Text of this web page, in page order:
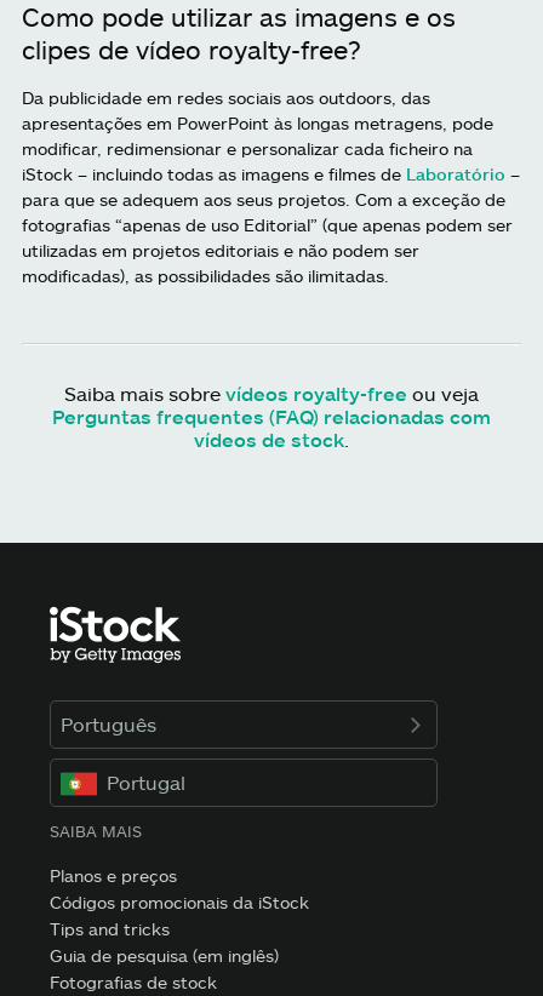
Como pode utilizar as imagens e os
clipes de vídeo royalty-free?
Da publicidade em redes sociais aos outdoors, das
apresentações em PowerPoint às longas metragens, pode
modificar, redimensionar e personalizar cada ficheiro na
iStock – incluindo todas as imagens e filmes de Laboratório –
para que se adequem aos seus projetos. Com a exceção de
fotografias “apenas de uso Editorial” (que apenas podem ser
utilizadas em projetos editoriais e não podem ser
modificadas), as possibilidades são ilimitadas.
Saiba mais sobre vídeos royalty-free ou veja
Perguntas frequentes (FAQ) relacionadas com
vídeos de stock
Português
Portugal
SAIBA MAIS
Planos e preços
Códigos promocionais da iStock
Tips and tricks
Guia de pesquisa (em inglês)
Fotografias de stock